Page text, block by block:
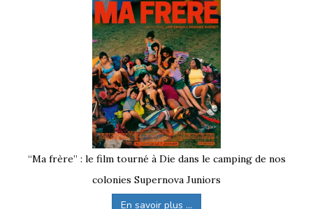
“Ma frère” : le film tourné à Die dans le camping de nos
colonies Supernova Juniors
En savoir plus ...